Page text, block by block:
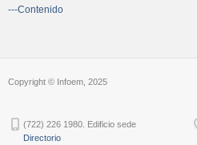
---Contenido
Copyright © Infoem, 2025
(722) 226 1980. Edificio sede
Directorio